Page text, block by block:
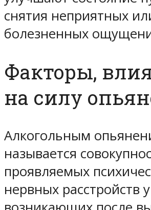
снятия неприятных
болезненных
Факторы,
на силу
Алкогольным
называется
проявляемых
нервных расстройств